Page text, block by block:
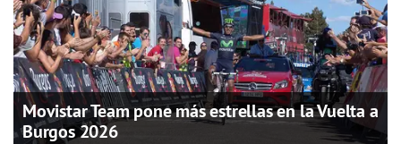
Movistar Team pone más estrellas en la Vuelta a
Burgos 2026